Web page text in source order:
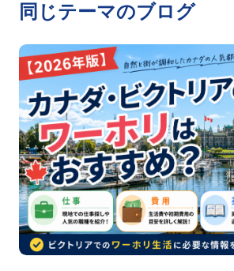
同じテーマのブログ